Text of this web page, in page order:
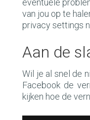
eventuele
van jou op te
privacy settings
Aan de
Wil je al snel de
Facebook de
kijken hoe de